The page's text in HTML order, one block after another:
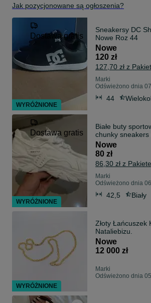
Jak pozycjonowane są ogłoszenia?
Dostawa gratis
Sneakersy DC
Nowe Roz 44
Nowe
120 zł
127,70 zł z
Marki
Odświeżono dnia
44
Dostawa gratis
Białe buty
chunky sneakers
Nowe
80 zł
86,30 zł z
Marki
Odświeżono dnia
42,5 Biały
Złoty Łańcuszek
Nataliebizu.
Nowe
12 000 zł
Marki
Odświeżono dnia
WYRÓŻNIONE
WYRÓŻNIONE
WYRÓŻNIONE